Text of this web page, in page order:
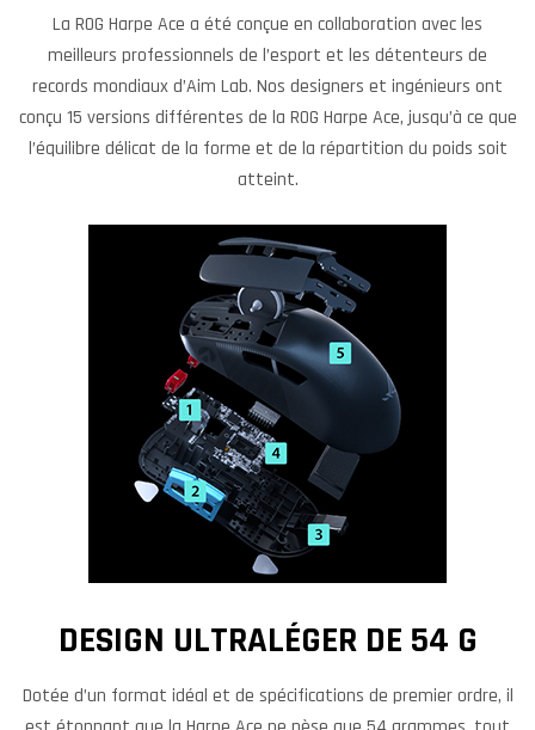
La ROG Harpe Ace a été conçue en collaboration avec les
meilleurs professionnels de l’esport et les détenteurs de
records mondiaux d’Aim Lab. Nos designers et ingénieurs ont
conçu 15 versions différentes de la ROG Harpe Ace, jusqu’à ce que
l’équilibre délicat de la forme et de la répartition du poids soit
atteint.
DESIGN ULTRALÉGER DE 54 G
Dotée d’un format idéal et de spécifications de premier ordre, il